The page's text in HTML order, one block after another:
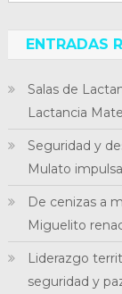
ENTRADAS
Salas de
Lactancia
Seguridad y
Mulato
De cenizas a
Miguelito
Liderazgo
seguridad y